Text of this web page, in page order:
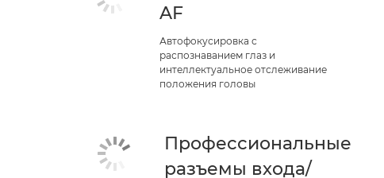
AF
Автофокусировка с
распознаванием глаз и
интеллектуальное отслеживание
положения головы
Профессиональные
разъемы входа/